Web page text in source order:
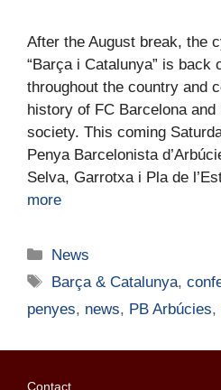
After the August break, the
“Barça i Catalunya” is back
throughout the country and
history of FC Barcelona
society. This coming
Penya Barcelonista
Selva, Garrotxa i Pla de
more
News
Barça & Catalunya,
penyes, news, PB Arbúcies,
Contact